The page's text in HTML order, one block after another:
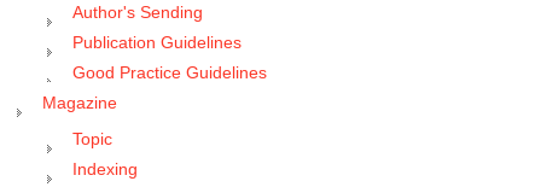
Author's Sending
Publication Guidelines
Good Practice Guidelines
Magazine
Topic
Indexing